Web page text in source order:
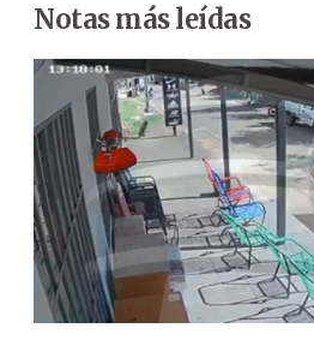
Notas más leídas